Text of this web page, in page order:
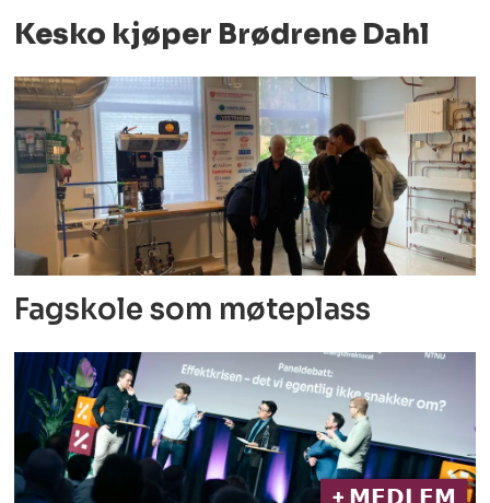
Kesko kjøper Brødrene Dahl
Fagskole som møteplass